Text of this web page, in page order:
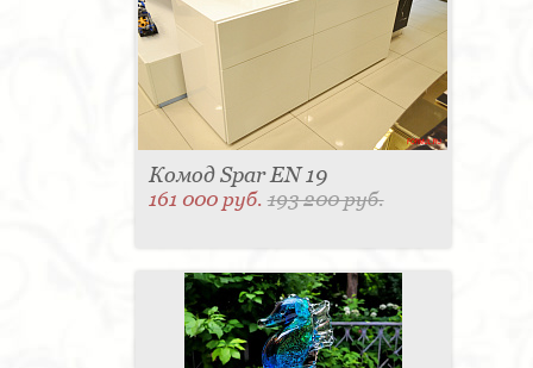
Комод Spar EN 19
161 000 руб.193 200 руб.